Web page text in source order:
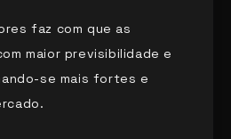
faz com que as
maior previsibilidade e
se mais fortes e